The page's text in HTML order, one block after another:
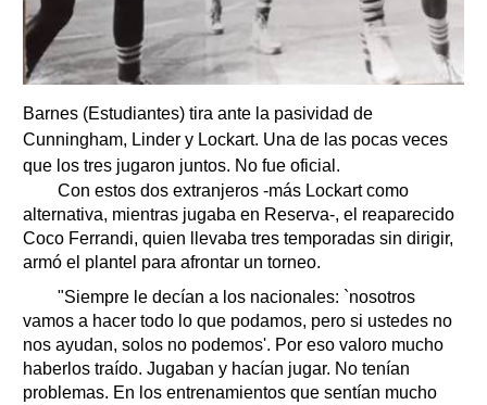
Barnes (Estudiantes) tira ante la pasividad de
Cunningham, Linder y Lockart. Una de las pocas veces
que los tres jugaron juntos. No fue oficial.
Con estos dos extranjeros -más Lockart como
alternativa, mientras jugaba en Reserva-, el reaparecido
Coco Ferrandi, quien llevaba tres temporadas sin dirigir,
armó el plantel para afrontar un torneo.
"Siempre le decían a los nacionales: `nosotros
vamos a hacer todo lo que podamos, pero si ustedes no
nos ayudan, solos no podemos'. Por eso valoro mucho
haberlos traído. Jugaban y hacían jugar. No tenían
problemas. En los entrenamientos que sentían mucho